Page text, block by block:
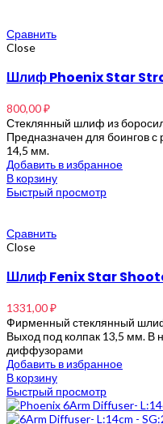
Сравнить
Close
Шлиф Phoenix Star
800,00₽
Стеклянный шлиф из
Предназначен для боингов
14,5 мм.
Добавить в избранное
В корзину
Быстрый просмотр
Сравнить
Close
Шлиф Fenix Star
1331,00₽
Фирменный стеклянный
Выход под колпак 13,5 мм. В
диффузорами
Добавить в избранное
В корзину
Быстрый просмотр